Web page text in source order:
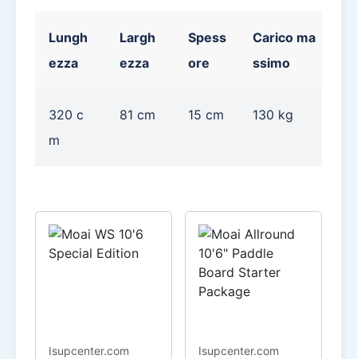
Lungh
ezza
Largh
ezza
Spess
ore
Carico ma
ssimo
320 c
m
81 cm 15 cm 130 kg
Isupcenter.com Isupcenter.com